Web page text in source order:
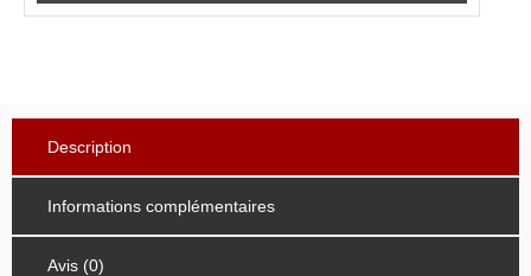
Description
Informations complémentaires
Avis (0)